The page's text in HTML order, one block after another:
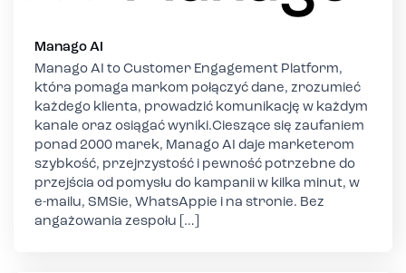
Manago AI
Manago AI to Customer Engagement Platform,
która pomaga markom połączyć dane, zrozumieć
każdego klienta, prowadzić komunikację w każdym
kanale oraz osiągać wyniki.Cieszące się zaufaniem
ponad 2000 marek, Manago AI daje marketerom
szybkość, przejrzystość i pewność potrzebne do
przejścia od pomysłu do kampanii w kilka minut, w
e-mailu, SMSie, WhatsAppie i na stronie. Bez
angażowania zespołu […]